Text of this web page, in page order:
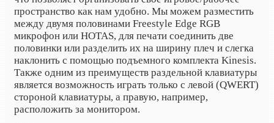
пространство как нам удобно. Мы можем разместить
между двумя половинами Freestyle Edge RGB
микрофон или HOTAS, для печати соединить две
половинки или разделить их на ширину плеч и слегка
наклонить с помощью подъемного комплекта Kinesis.
Также одним из преимуществ раздельной клавиатуры
является возможность играть только с левой (QWERT)
стороной клавиатуры, а правую, например,
расположить за монитором.